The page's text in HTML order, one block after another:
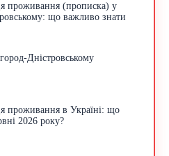
проживання (прописка) у
що важливо знати
Дністровському
проживання в Україні: що
2026 року?